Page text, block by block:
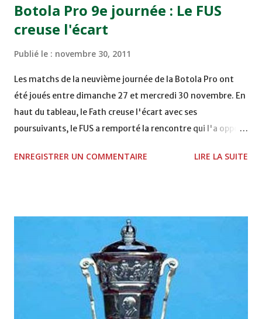
Mardi 06/12/2011 15H00 WAF - OCS au COMPLEXE SPORTIF
DE FES - FES WAC - MAS Reporté pour cause de finale de la
Botola Pro 9e journée : Le FUS
creuse l'écart
Publié le : novembre 30, 2011
Les matchs de la neuvième journée de la Botola Pro ont
été joués entre dimanche 27 et mercredi 30 novembre. En
haut du tableau, le Fath creuse l'écart avec ses
poursuivants, le FUS a remporté la rencontre qui l'a opposé
2, Badr Kachani a ouvert la marque à la 38e pour les
joueurs soussis, et ont réussi à mener au score à la dernière
minute du temps réglementaire grâce à un but de Mourad
Benchrifa. Son poursuivant direct le CRA de son coté a
chuté à domicile face à l'OCK sur le score de 0 - 2. La
bonne affaire de la semaine a été réalisée par le Moghreb
de Tetouan qui s'est hissé à la deuxième place après avoir
ENREGISTRER UN COMMENTAIRE LIRE LA SUITE